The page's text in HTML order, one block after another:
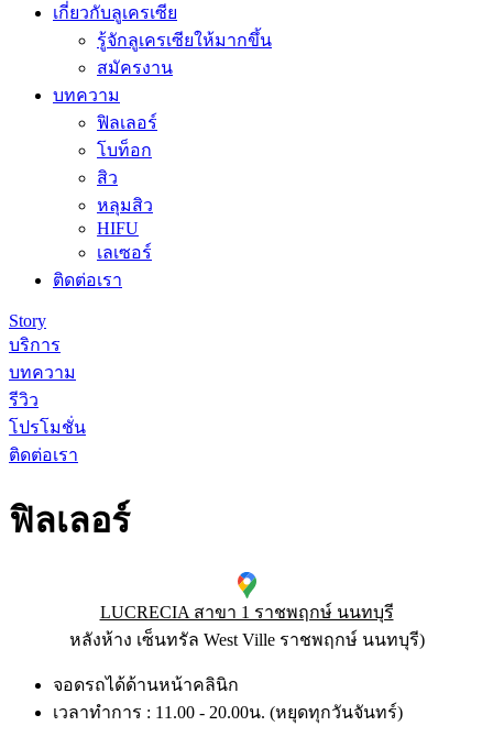
เกี่ยวกับลูเครเซีย
รู้จักลูเครเซียให้มากขึ้น
สมัครงาน
บทความ
ฟิลเลอร์
โบท็อก
สิว
หลุมสิว
HIFU
เลเซอร์
ติดต่อเรา
Story
บริการ
บทความ
รีวิว
โปรโมชั่น
ติดต่อเรา
ฟิลเลอร์
LUCRECIA สาขา 1 ราชพฤกษ์ นนทบุรี
หลังห้าง เซ็นทรัล West Ville ราชพฤกษ์ นนทบุรี)​
จอดรถได้ด้านหน้าคลินิก
เวลาทำการ : 11.00 - 20.00น. (หยุดทุกวันจันทร์)